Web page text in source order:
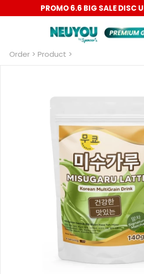
PROMO 6.6 BIG SALE DISC
Order > Product >